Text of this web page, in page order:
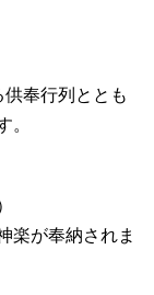
奉行列ととも
。
楽が奉納されま